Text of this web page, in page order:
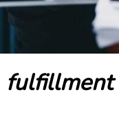
fulfillment